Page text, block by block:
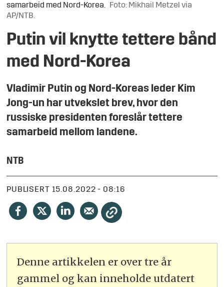
samarbeid med Nord-Korea.
Foto: Mikhail Metzel via
AP/NTB.
Putin vil knytte tettere bånd
med Nord-Korea
Vladimir Putin og Nord-Koreas leder Kim
Jong-un har utvekslet brev, hvor den
russiske presidenten foreslår tettere
samarbeid mellom landene.
NTB
PUBLISERT 15.08.2022 - 08:16
Denne artikkelen er over tre år
gammel og kan inneholde utdatert